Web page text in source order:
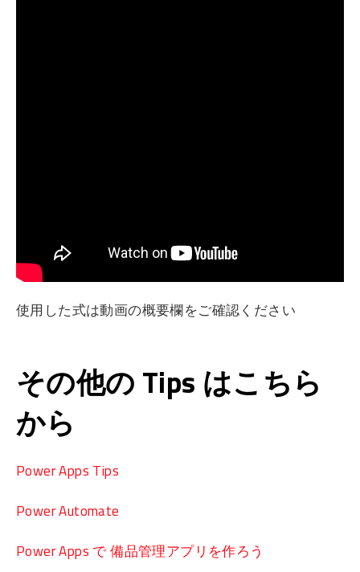
使用した式は動画の概要欄をご確認ください
その他の Tips はこちら
から
Power Apps Tips
Power Automate
Power Apps で 備品管理アプリを作ろう